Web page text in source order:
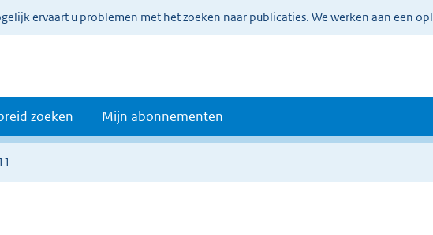
ervaart u problemen met het zoeken naar publicaties. We werken aan een
zoeken Mijn abonnementen